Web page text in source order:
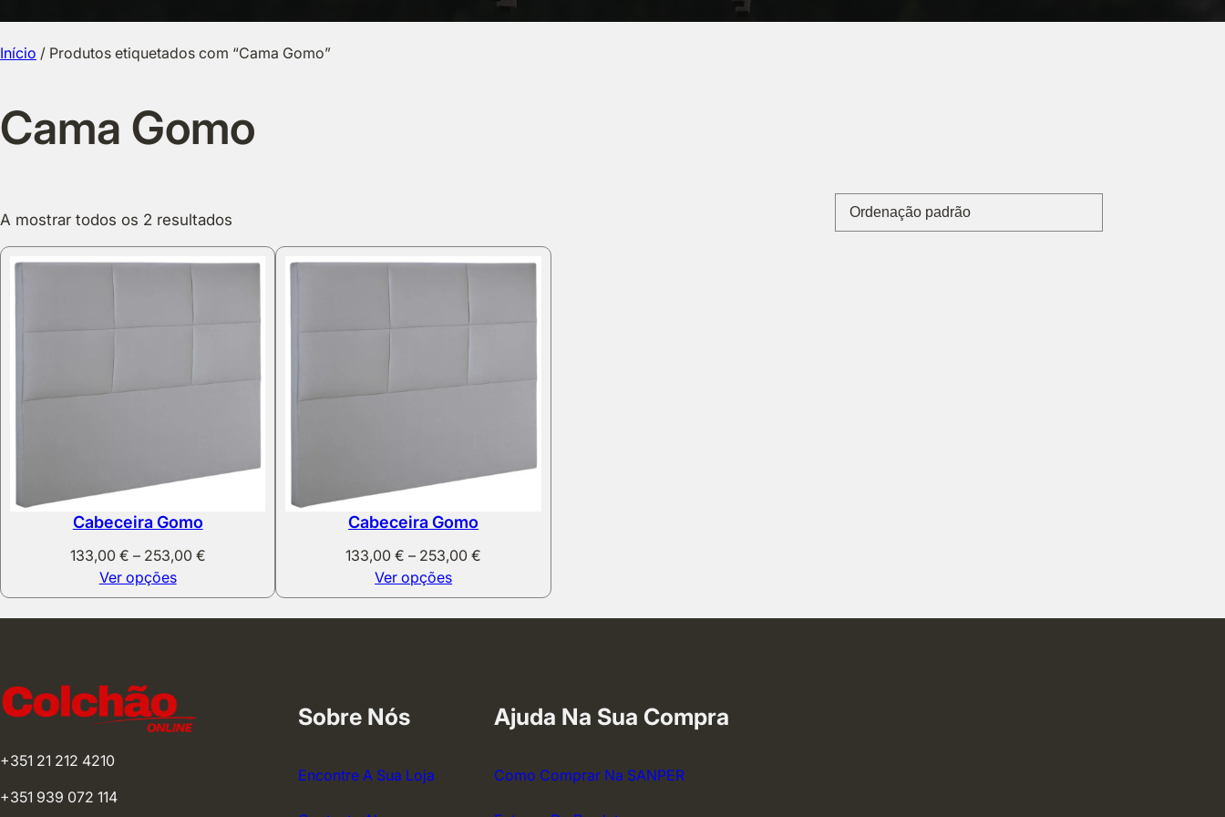
Início / Produtos etiquetados com “Cama Gomo”
Cama Gomo
A mostrar todos os 2 resultados
Cabeceira Gomo
133,00 € – 253,00 €Price
133,00 €
through
Ver opções
Cabeceira Gomo
133,00€ – 253,00€
133,00 €
through
Ver opções
+351 21 212 4210
+351 939 072 114
Sobre Nós
Encontre A Sua Loja
Ajuda Na Sua Compra
Como Comprar Na SANPER